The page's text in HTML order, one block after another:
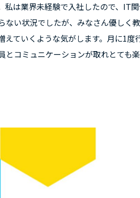
私は業界未経験で入社したので、IT
ない状況でしたが、みなさん優しく
えていくような気がします。月に1度
とコミュニケーションが取れとても